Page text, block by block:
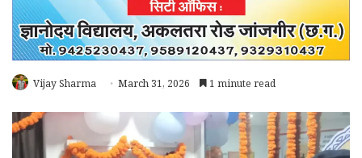
Vijay Sharma March 31, 2026 1 minute read